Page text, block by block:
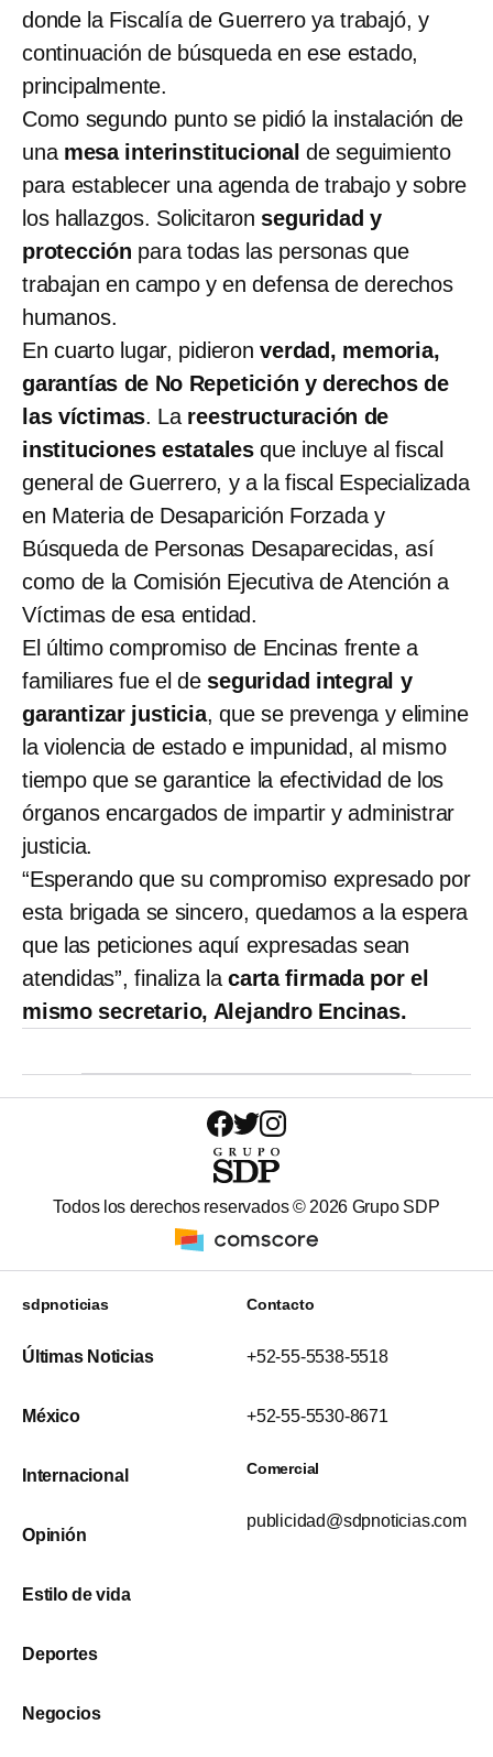
donde la Fiscalía de Guerrero ya trabajó, y
continuación de búsqueda en ese estado,
principalmente.
Como segundo punto se pidió la instalación de
una mesa interinstitucional de seguimiento
para establecer una agenda de trabajo y sobre
los hallazgos. Solicitaron seguridad y
protección para todas las personas que
trabajan en campo y en defensa de derechos
humanos.
En cuarto lugar, pidieronverdad, memoria,
garantías de No Repetición y derechos de
las víctimas. La reestructuración de
instituciones estatalesque incluye al fiscal
general de Guerrero, y a la fiscal Especializada
en Materia de Desaparición Forzada y
Búsqueda de Personas Desaparecidas, así
como de la Comisión Ejecutiva de Atención a
Víctimas de esa entidad.
El último compromiso de Encinas frente a
familiares fue el de seguridad integral y
garantizar justicia, que se prevenga y elimine
la violencia de estado e impunidad, al mismo
tiempo que se garantice la efectividad de los
órganos encargados de impartir y administrar
justicia.
“Esperando que su compromiso expresado por
esta brigada se sincero, quedamos a la espera
que las peticiones aquí expresadas sean
atendidas”, finaliza lacarta firmada por el
mismo secretario, Alejandro Encinas.
Todos los derechos reservados © 2026 Grupo SDP
sdpnoticias
Últimas Noticias
México
Internacional
Opinión
Estilo de vida
Deportes
Negocios
Contacto
+52-55-5538-5518
+52-55-5530-8671
Comercial
publicidad@sdpnoticias.com